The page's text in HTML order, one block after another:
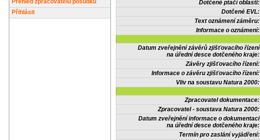
Přehled zpracovatelů posudků
Přihlásit
Dotčené ptačí oblasti:
Dotčené EVL:
Text oznámení záměru:
Informace o oznámení:
Datum zveřejnění závěrů zjišťovacího řízení
na úřední desce dotčeného kraje:
Závěry zjišťovacího řízení:
Informace o závěru zjišťovacího řízení:
Vliv na soustavu Natura 2000:
Zpracovatel dokumentace:
Zpracovatel - soustava Natura 2000:
Datum zveřejnění informace o dokumentaci
na úřední desce dotčeného kraje:
Termín pro zaslání vyjádření: